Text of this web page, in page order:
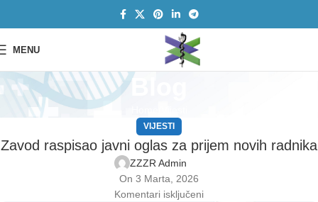
MENU
Blog
VIJESTI
Zavod raspisao javni oglas za prijem novih radnika
ZZZR Admin
On 3 Marta, 2026
Komentari isključeni